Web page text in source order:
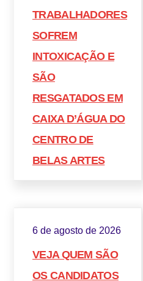
TRABALHADORES
SOFREM
INTOXICAÇÃO E
SÃO
RESGATADOS EM
CAIXA D’ÁGUA DO
CENTRO DE
BELAS ARTES
6 de agosto de 2026
VEJA QUEM SÃO
OS CANDIDATOS